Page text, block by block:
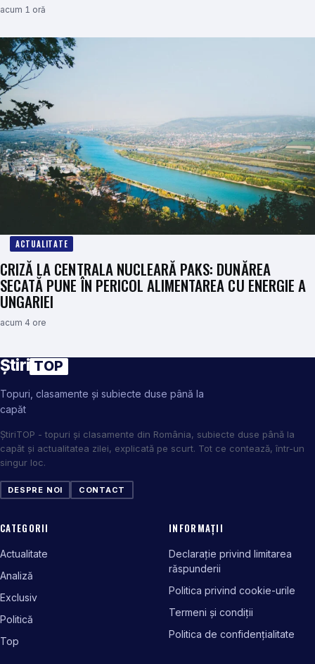
acum 1 oră
ACTUALITATE
CRIZĂ LA CENTRALA NUCLEARĂ PAKS: DUNĂREA
SECATĂ PUNE ÎN PERICOL ALIMENTAREA CU ENERGIE A
UNGARIEI
acum 4 ore
Știri TOP
Topuri, clasamente și subiecte duse până la
capăt
ȘtiriTOP - topuri și clasamente din România, subiecte duse până la
capăt și actualitatea zilei, explicată pe scurt. Tot ce contează, într-un
singur loc.
DESPRE NOI CONTACT
CATEGORII
Actualitate
Analiză
Exclusiv
Politică
Top
INFORMAȚII
Declarație privind limitarea
răspunderii
Politica privind cookie-urile
Termeni și condiții
Politica de confidențialitate